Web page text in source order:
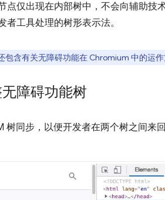
点仅出现在内部树中，不会向辅助技
工具处理的树形表示法。
包含有关无障碍功能在 Chromium 中的运作
障碍功能树
树同步，以便开发者在两个树之间来